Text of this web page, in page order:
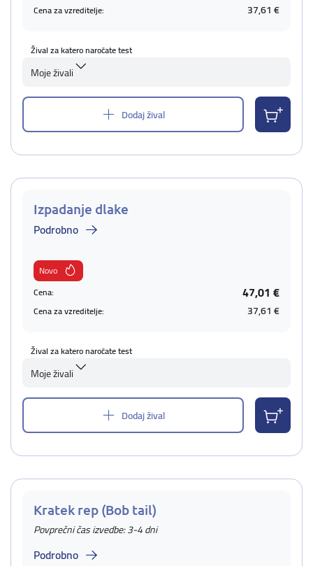
Cena za vzreditelje: 37,61 €
Žival za katero naročate test
Moje živali
Dodaj žival
Izpadanje dlake
Podrobno
Novo
Cena:
47,01 €
Cena za vzreditelje: 37,61 €
Žival za katero naročate test
Moje živali
Dodaj žival
Kratek rep (Bob tail)
Povprečni čas izvedbe: 3-4 dni
Podrobno